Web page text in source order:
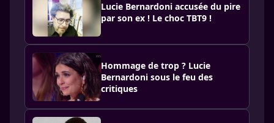
Lucie Bernardoni accusée du pire
par son ex ! Le choc TBT9 !
Hommage de trop ? Lucie
Bernardoni sous le feu des
critiques